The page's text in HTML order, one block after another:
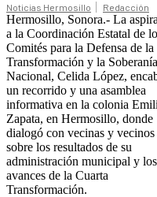
Noticias Hermosillo Redacción
Hermosillo, Sonora.- La
a la Coordinación Estatal de
Comités para la Defensa de la
Transformación y la Soberanía
Nacional, Celida López,
un recorrido y una asamblea
informativa en la colonia
Zapata, en Hermosillo, donde
dialogó con vecinas y vecinos
sobre los resultados de su
administración municipal y los
avances de la Cuarta
Transformación.